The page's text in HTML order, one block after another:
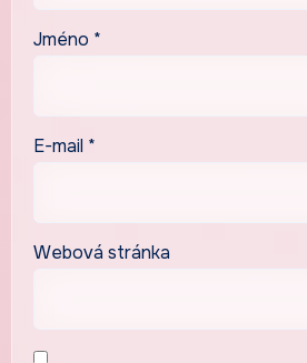
Jméno *
E-mail *
Webová stránka